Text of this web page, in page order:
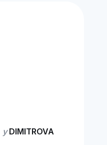
yDIMITROVA